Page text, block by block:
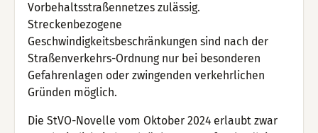
Vorbehaltsstraßennetzes zulässig.
Streckenbezogene
Geschwindigkeitsbeschränkungen sind nach der
Straßenverkehrs-Ordnung nur bei besonderen
Gefahrenlagen oder zwingenden verkehrlichen
Gründen möglich.
Die StVO-Novelle vom Oktober 2024 erlaubt zwar